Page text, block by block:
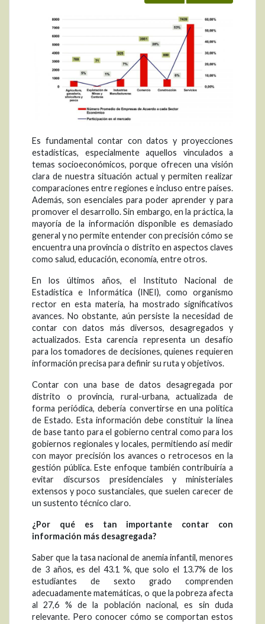
Es fundamental contar con datos y proyecciones
estadísticas, especialmente aquellos vinculados a
temas socioeconómicos, porque ofrecen una visión
clara de nuestra situación actual y permiten realizar
comparaciones entre regiones e incluso entre países.
Además, son esenciales para poder aprender y para
promover el desarrollo. Sin embargo, en la práctica, la
mayoría de la información disponible es demasiado
general y no permite entender con precisión cómo se
encuentra una provincia o distrito en aspectos claves
como salud, educación, economía, entre otros.
En los últimos años, el Instituto Nacional de
Estadística e Informática (INEI), como organismo
rector en esta materia, ha mostrado significativos
avances. No obstante, aún persiste la necesidad de
contar con datos más diversos, desagregados y
actualizados. Esta carencia representa un desafío
para los tomadores de decisiones, quienes requieren
información precisa para definir su ruta y objetivos.
Contar con una base de datos desagregada por
distrito o provincia, rural-urbana, actualizada de
forma periódica, debería convertirse en una política
de Estado. Esta información debe constituir la línea
de base tanto para el gobierno central como para los
gobiernos regionales y locales, permitiendo así medir
con mayor precisión los avances o retrocesos en la
gestión pública. Este enfoque también contribuiría a
evitar discursos presidenciales y ministeriales
extensos y poco sustanciales, que suelen carecer de
un sustento técnico claro.
¿Por qué es tan importante contar con
información más desagregada?
Saber que la tasa nacional de anemia infantil, menores
de 3 años, es del 43.1 %, que solo el 13.7% de los
estudiantes de sexto grado comprenden
adecuadamente matemáticas, o que la pobreza afecta
al 27,6 % de la población nacional, es sin duda
relevante. Pero conocer cómo se comportan estos